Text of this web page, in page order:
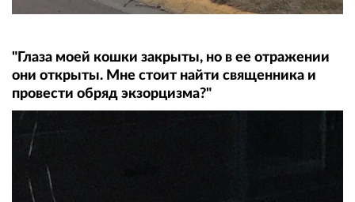
"Глаза моей кошки закрыты, но в ее отражении
они открыты. Мне стоит найти священника и
провести обряд экзорцизма?"